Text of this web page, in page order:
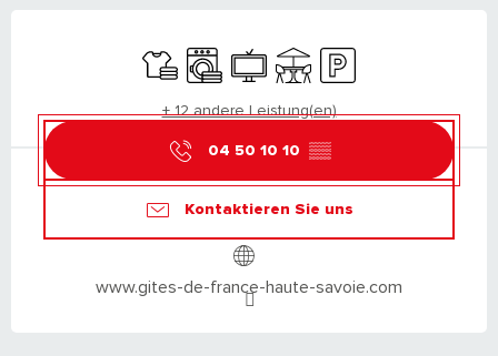
Bettwäsche und Laken
Waschmaschine
FernsehenTerrasseParkplatz
+ 12 andere Leistung(en)
04 50 10 10 ▒▒
Kontaktieren Sie uns
www.gites-de-france-haute-savoie.com